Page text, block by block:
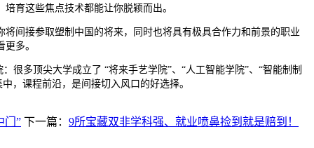
育这些焦点技术都能让你脱颖而出。
接参取塑制中国的将来，同时也将具有极具合作力和前景的职业
多。
多顶尖大学成立了 “将来手艺学院”、“人工智能学院”、“智能制制
，课程前沿，是间接切入风口的好选择。
门” 下一篇： 9所宝藏双非学科强、就业喷鼻捡到就是赔到！